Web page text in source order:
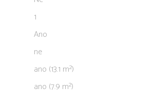
1
Ano
ne
ano (13.1 m²)
ano (7.9 m²)